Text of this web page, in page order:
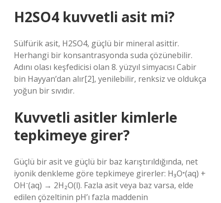
H2SO4 kuvvetli asit mi?
Sülfürik asit, H2SO4, güçlü bir mineral asittir.
Herhangi bir konsantrasyonda suda çözünebilir.
Adını olası keşfedicisi olan 8. yüzyıl simyacısı Cabir
bin Hayyan’dan alır[2], yenilebilir, renksiz ve oldukça
yoğun bir sıvıdır.
Kuvvetli asitler kimlerle
tepkimeye girer?
Güçlü bir asit ve güçlü bir baz karıştırıldığında, net
iyonik denkleme göre tepkimeye girerler: H₃O⁺(aq) +
OH⁻(aq) → 2H₂O(l). Fazla asit veya baz varsa, elde
edilen çözeltinin pH’ı fazla maddenin